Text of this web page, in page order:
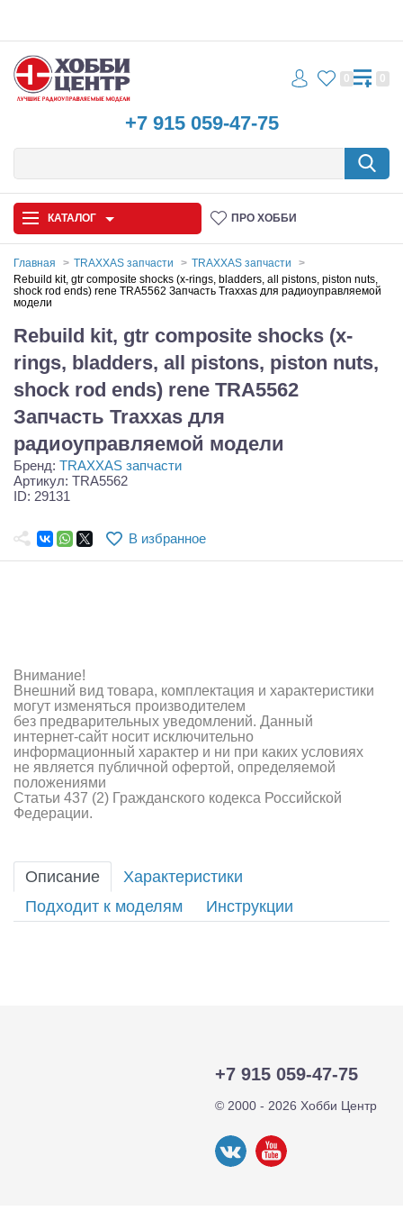
+7 915 059-47-75
0 0
КАТАЛОГ ПРО ХОББИ
Автомодели
Запчасти и аксессуары
Игрушки
Самолеты
Квадрокоптеры
Судомодели
Аппаратура и электроника
Двигатели
Технические жидкости
Инструмент,измерительные приборы,расходники
Оптовая продажа запчастей для моделей
Главная TRAXXAS запчасти
TRAXXAS запчасти
Rebuild kit, gtr composite shocks (x-rings, bladders, all pistons, piston nuts,
shock rod ends) rene TRA5562 Запчасть Traxxas для радиоуправляемой
модели
Rebuild kit, gtr composite shocks (x-
rings, bladders, all pistons, piston nuts,
shock rod ends) rene TRA5562
Запчасть Traxxas для
радиоуправляемой модели
Бренд: TRAXXAS запчасти
Артикул: TRA5562
ID: 29131
В избранное
Внимание!
Внешний вид товара, комплектация и характеристики
могут изменяться производителем
без предварительных уведомлений. Данный
интернет-сайт носит исключительно
информационный характер и ни при каких условиях
не является публичной офертой, определяемой
положениями
Статьи 437 (2) Гражданского кодекса Российской
Федерации.
Описание
Характеристики
Подходит к моделям
Инструкции
+7 915 059-47-75
© 2000 - 2026 Хобби Центр